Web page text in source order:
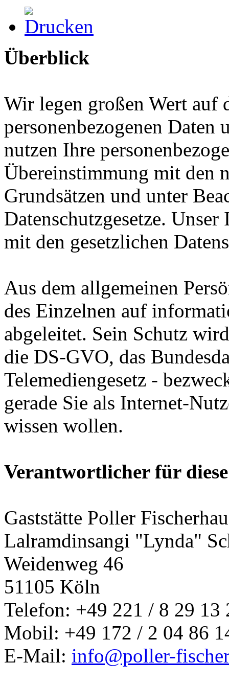
Überblick
Wir legen großen Wert auf
personenbezogenen Daten
nutzen Ihre
Übereinstimmung mit den
Grundsätzen und unter
Datenschutzgesetze.
mit den gesetzlichen
Aus dem allgemeinen
des Einzelnen auf
abgeleitet. Sein Schutz
die DS-GVO, das
Telemediengesetz -
gerade Sie als Internet-
wissen wollen.
Verantwortlicher für diese
Gaststätte Poller
Lalramdinsangi "Lynda"
Weidenweg 46
51105 Köln
Telefon: +49 221 / 8 29 13
Mobil: +49 172 / 2 04 86
E-Mail: info@poller-